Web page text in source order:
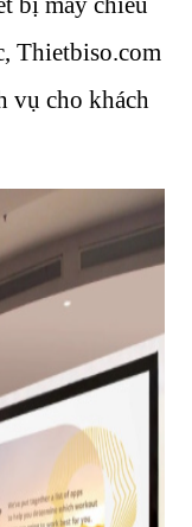
Thietbiso.com
vụ cho khách